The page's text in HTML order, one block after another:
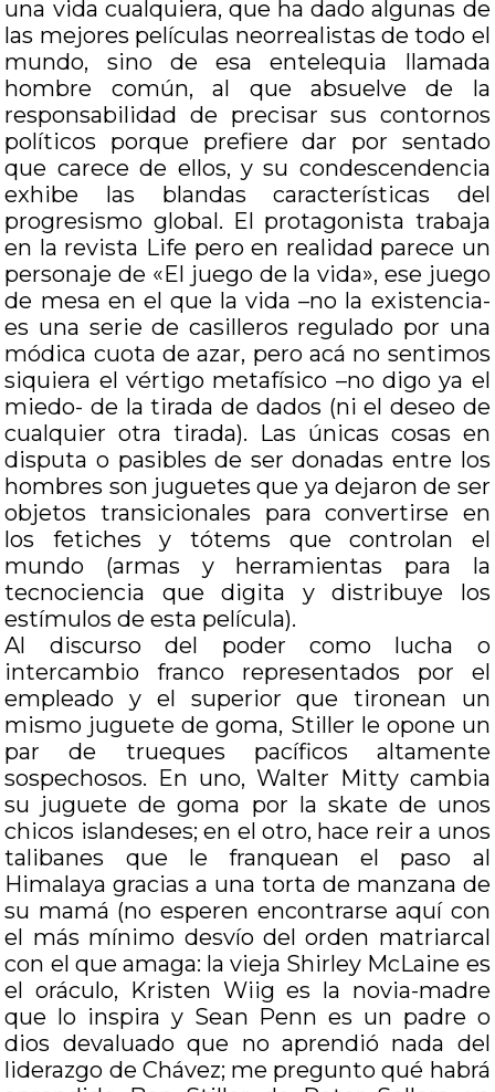
una vida cualquiera, que ha dado algunas de
las mejores películas neorrealistas de todo el
mundo, sino de esa entelequia llamada
hombre común, al que absuelve de la
responsabilidad de precisar sus contornos
políticos porque prefiere dar por sentado
que carece de ellos, y su condescendencia
exhibe las blandas características del
progresismo global. El protagonista trabaja
en la revista Life pero en realidad parece un
personaje de «El juego de la vida», ese juego
de mesa en el que la vida –no la existencia-
es una serie de casilleros regulado por una
módica cuota de azar, pero acá no sentimos
siquiera el vértigo metafísico –no digo ya el
miedo- de la tirada de dados (ni el deseo de
cualquier otra tirada). Las únicas cosas en
disputa o pasibles de ser donadas entre los
hombres son juguetes que ya dejaron de ser
objetos transicionales para convertirse en
los fetiches y tótems que controlan el
mundo (armas y herramientas para la
tecnociencia que digita y distribuye los
estímulos de esta película).
Al discurso del poder como lucha o
intercambio franco representados por el
empleado y el superior que tironean un
mismo juguete de goma, Stiller le opone un
par de trueques pacíficos altamente
sospechosos. En uno, Walter Mitty cambia
su juguete de goma por la skate de unos
chicos islandeses; en el otro, hace reir a unos
talibanes que le franquean el paso al
Himalaya gracias a una torta de manzana de
su mamá (no esperen encontrarse aquí con
el más mínimo desvío del orden matriarcal
con el que amaga: la vieja Shirley McLaine es
el oráculo, Kristen Wiig es la novia-madre
que lo inspira y Sean Penn es un padre o
dios devaluado que no aprendió nada del
liderazgo de Chávez; me pregunto qué habrá